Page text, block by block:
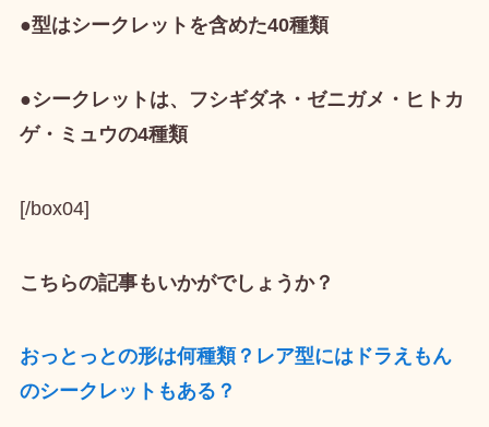
●型はシークレットを含めた40種類
●シークレットは、フシギダネ・ゼニガメ・ヒトカ
ゲ・ミュウの4種類
[/box04]
こちらの記事もいかがでしょうか？
おっとっとの形は何種類？レア型にはドラえもん
のシークレットもある？